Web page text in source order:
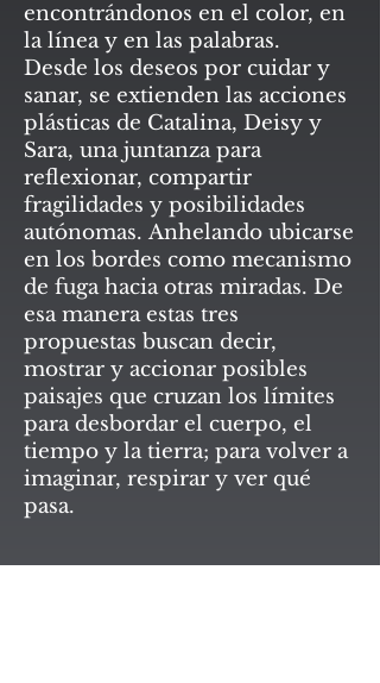
encontrándonos en el color, en
la línea y en las palabras.
Desde los deseos por cuidar y
sanar, se extienden las acciones
plásticas de Catalina, Deisy y
Sara, una juntanza para
reflexionar, compartir
fragilidades y posibilidades
autónomas. Anhelando ubicarse
en los bordes como mecanismo
de fuga hacia otras miradas. De
esa manera estas tres
propuestas buscan decir,
mostrar y accionar posibles
paisajes que cruzan los límites
para desbordar el cuerpo, el
tiempo y la tierra; para volver a
imaginar, respirar y ver qué
pasa.